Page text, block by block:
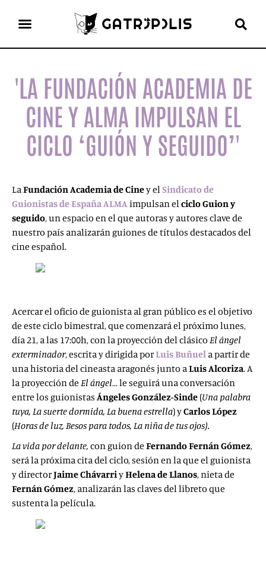
'LA FUNDACIÓN ACADEMIA DE
CINE Y ALMA IMPULSAN EL
CICLO ‘GUIÓN Y SEGUIDO’'
LaFundación Academia de Ciney elSindicato de
Guionistas de España ALMAimpulsan elciclo Guion y
seguido, un espacio en el que autoras y autores clave de
nuestro país analizarán guiones de títulos destacados del
cine español.
Acercar el oficio de guionista al gran público es el objetivo
de este ciclo bimestral, que comenzará el próximo lunes,
día 21, a las 17:00h, con la proyección del clásico El ángel
exterminador, escrita y dirigida porLuis Buñuel a partir de
una historia del cineasta aragonés junto aLuis Alcoriza. A
la proyección de El ángel… le seguirá una conversación
entre los guionistasÁngeles González-Sinde (Una palabra
tuya, La suerte dormida, La buena estrella) yCarlos López
(Horas de luz, Besos para todos, La niña de tus ojos).
La vida por delante, con guion de Fernando Fernán Gómez,
será la próxima cita del ciclo, sesión en la que el guionista
y directorJaime ChávarriyHelena de Llanos, nieta de
Fernán Gómez, analizarán las claves del libreto que
sustenta la película.